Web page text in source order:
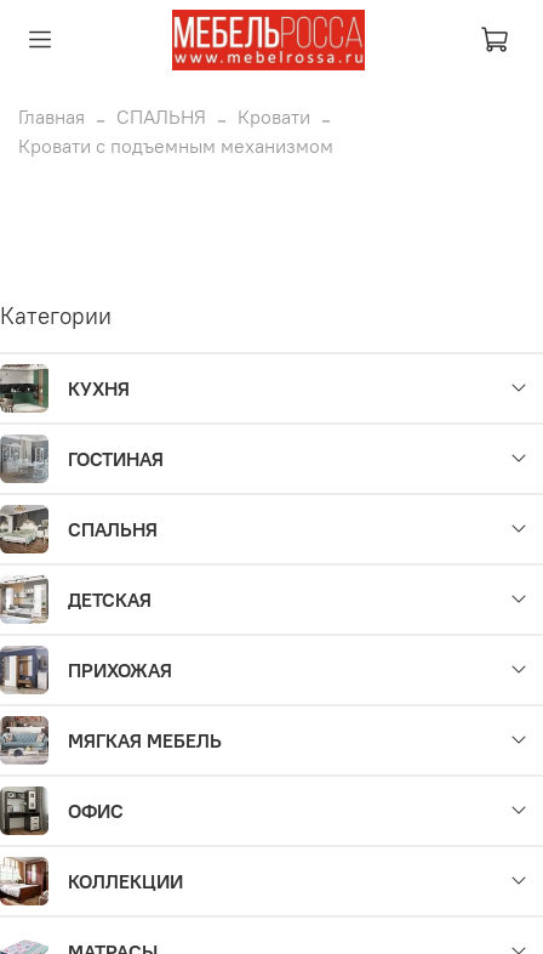
Главная СПАЛЬНЯ
Кровати
Кровати с подъемным механизмом
Категории
КУХНЯ
ГОСТИНАЯ
СПАЛЬНЯ
ДЕТСКАЯ
ПРИХОЖАЯ
МЯГКАЯ МЕБЕЛЬ
ОФИС
КОЛЛЕКЦИИ